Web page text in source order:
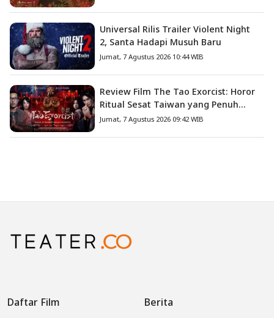
Universal Rilis Trailer Violent Night
2, Santa Hadapi Musuh Baru
Jumat, 7 Agustus 2026 10:44 WIB
Review Film The Tao Exorcist: Horor
Ritual Sesat Taiwan yang Penuh
Misteri dan Teror Psikologis
Jumat, 7 Agustus 2026 09:42 WIB
Daftar Film Berita